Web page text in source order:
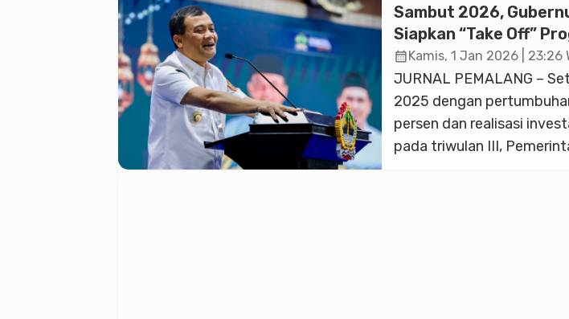
pada triwulan IV-2025.
memosisikan provinsi ini
pertumbuhan nasional
5,11%. Capaian ini
Tengah sebagai provinsi
pertumbuhan ekonomi
Sambut 2026,
Siapkan “Take Off”
Rakyat
calendar_monthKamis, 1 Jan 2026 | 23:26
JURNAL PEMALANG –
2025 dengan
persen dan realisasi
pada triwulan III,